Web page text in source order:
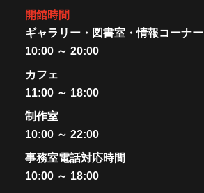
開館時間
ギャラリー・図書室・情報コーナー
10:00 ～ 20:00
カフェ
11:00 ～ 18:00
制作室
10:00 ～ 22:00
事務室電話対応時間
10:00 ～ 18:00